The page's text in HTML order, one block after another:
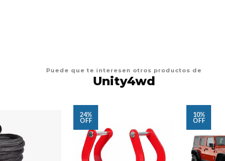
Puede que te interesen otros productos de
Unity4wd
24%
OFF
10%
OFF